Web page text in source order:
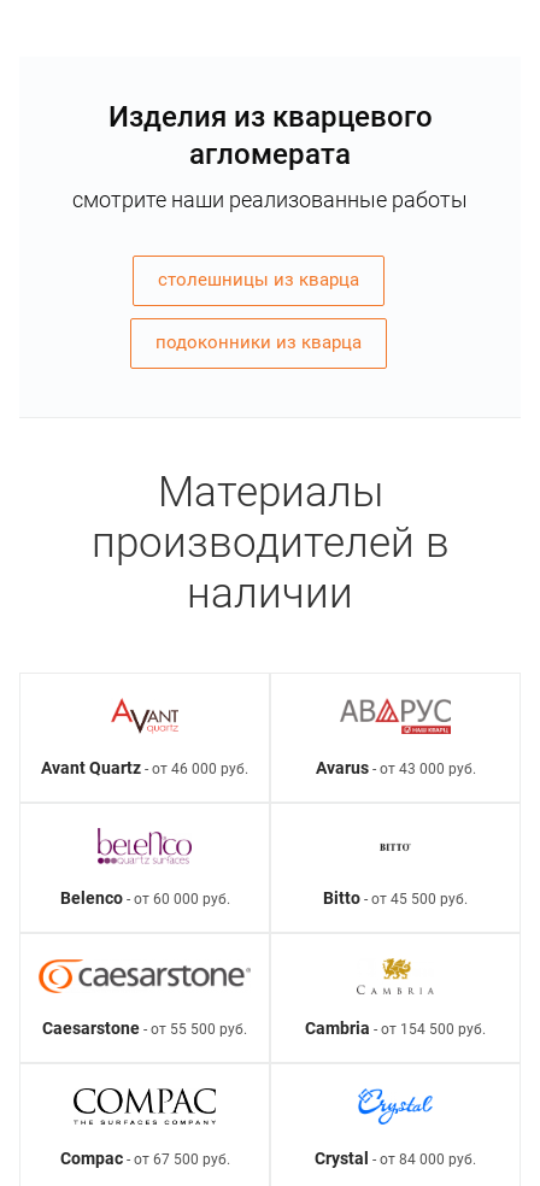
Изделия из кварцевого
агломерата
смотрите наши реализованные работы
столешницы из кварца
подоконники из кварца
Материалы
производителей в
наличии
Avant Quartz - от 46 000 руб. Avarus- от 43 000 руб.
Belenco- от 60 000 руб. Bitto - от 45 500 руб.
Caesarstone - от 55 500 руб. Cambria - от 154 500 руб.
Compac- от 67 500 руб. Crystal - от 84 000 руб.